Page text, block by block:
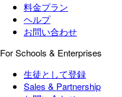
料金プラン
ヘルプ
お問い合わせ
For Schools & Enterprises
生徒として登録
Sales & Partnership